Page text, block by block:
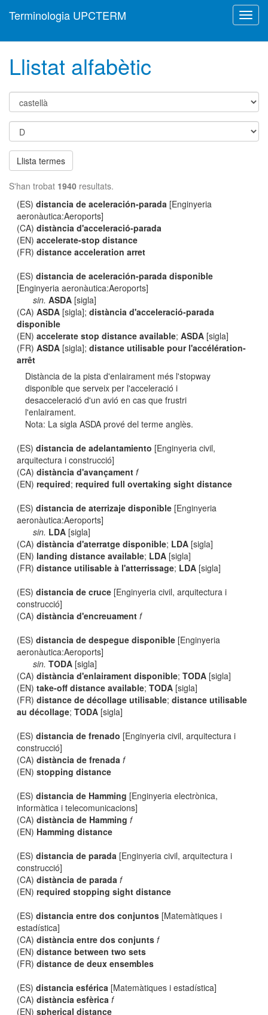
Terminologia UPCTERM
Llistat alfabètic
Llista termes
S'han trobat 1940 resultats.
(ES)distancia de aceleración-parada [Enginyeria
aeronàutica:Aeroports]
(CA)distància d'acceleració-parada
(EN)accelerate-stop distance
(FR)distance acceleration arret
(ES)distancia de aceleración-parada disponible
[Enginyeria aeronàutica:Aeroports]
sin. ASDA [sigla]
(CA)ASDA [sigla];distància d'acceleració-parada
disponible
(EN)accelerate stop distance available;ASDA [sigla]
(FR)ASDA [sigla];distance utilisable pour l'accélération-
arrêt
Distància de la pista d'enlairament més l'stopway
disponible que serveix per l'acceleració i
desacceleració d'un avió en cas que frustri
l'enlairament.
Nota: La sigla ASDA prové del terme anglès.
(ES)distancia de adelantamiento [Enginyeria civil,
arquitectura i construcció]
(CA)distància d'avançament f
(EN)required;required full overtaking sight distance
(ES)distancia de aterrizaje disponible [Enginyeria
aeronàutica:Aeroports]
sin. LDA [sigla]
(CA)distància d'aterratge disponible; LDA [sigla]
(EN) landing distance available; LDA [sigla]
(FR)distance utilisable à l'atterrissage; LDA [sigla]
(ES)distancia de cruce [Enginyeria civil, arquitectura i
construcció]
(CA)distància d'encreuament f
(ES)distancia de despegue disponible [Enginyeria
aeronàutica:Aeroports]
sin. TODA [sigla]
(CA)distància d'enlairament disponible;TODA [sigla]
(EN)take-off distance available;TODA [sigla]
(FR)distance de décollage utilisable;distance utilisable
au décollage;TODA [sigla]
(ES)distancia de frenado [Enginyeria civil, arquitectura i
construcció]
(CA)distància de frenada f
(EN)stopping distance
(ES)distancia de Hamming [Enginyeria electrònica,
informàtica i telecomunicacions]
(CA)distància de Hamming f
(EN) Hamming distance
(ES)distancia de parada [Enginyeria civil, arquitectura i
construcció]
(CA)distància de parada f
(EN)required stopping sight distance
(ES)distancia entre dos conjuntos [Matemàtiques i
estadística]
(CA)distància entre dos conjunts f
(EN)distance between two sets
(FR)distance de deux ensembles
(ES)distancia esférica [Matemàtiques i estadística]
(CA)distància esfèrica f
(EN)spherical distance